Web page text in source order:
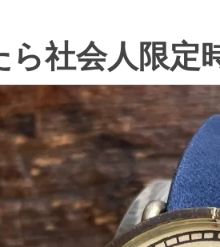
ら社会人限